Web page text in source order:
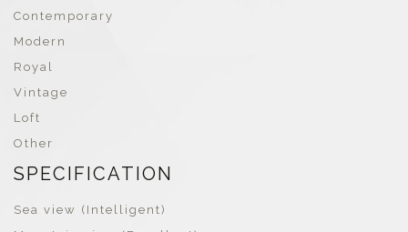
Contemporary
Modern
Royal
Vintage
Loft
Other
SPECIFICATION
Sea view (Intelligent)